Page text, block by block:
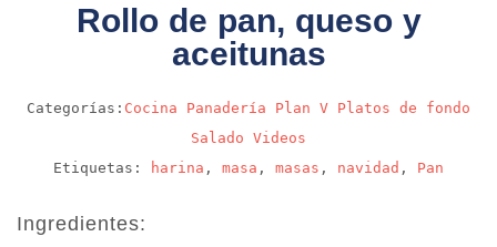
Rollo de pan, queso y
aceitunas
Categorías: Cocina Panadería Plan V Platos de fondo
Salado Videos
Etiquetas:
harina , masa , masas , navidad , Pan
Ingredientes: